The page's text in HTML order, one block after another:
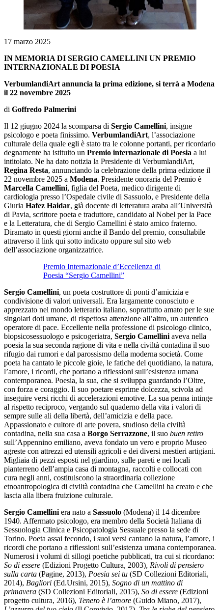
17 marzo 2025
IN MEMORIA DI SERGIO CAMELLINI UN PREMIO
INTERNAZIONALE DI POESIA
VerbumlandiArt annuncia la prima edizione, si terrà a Modena
il 22 novembre 2025
di Goffredo Palmerini
Il 12 giugno 2024 la scomparsa di Sergio Camellini, insigne
psicologo e poeta finissimo. VerbumlandiArt, l’associazione
culturale della quale egli è stato tra le colonne portanti, per ricordarlo
degnamente ha istituito un Premio internazionale di Poesia a lui
intitolato. Ne ha dato notizia la Presidente di VerbumlandiArt,
Regina Resta, annunciando la celebrazione della prima edizione il
22 novembre 2025 a Modena. Presidente onoraria del Premio è
Marcella Camellini, figlia del Poeta, medico dirigente di
cardiologia presso l’Ospedale civile di Sassuolo, e Presidente della
Giuria Hafez Haidar, già docente di letteratura araba all’Università
di Pavia, scrittore poeta e traduttore, candidato al Nobel per la Pace
e la Letteratura, che di Sergio Camellini è stato amico fraterno.
Diramato in questi giorni anche il Bando del premio, consultabile
attraverso il link qui sotto indicato oppure sul sito web
dell’associazione organizzatrice.
Premio Internazionale d’Eccellenza di
Poesia “Sergio Camellini”
Sergio Camellini, un poeta costruttore di ponti d’amicizia e
condivisione di valori universali. Era largamente conosciuto e
apprezzato nel mondo letterario italiano, soprattutto amato per le sue
singolari doti umane, di rispettosa attenzione all’altro, un autentico
operatore di pace. Eccellente nella professione di psicologo clinico,
biopsicosessuologo e psicogeriatra, Sergio Camellini aveva nella
poesia la sua seconda ragione di vita e nella civiltà contadina il suo
rifugio dai rumori e dal parossismo della moderna società. Come
poeta ha cantato le piccole gioie, le fatiche del quotidiano, la natura,
l’amore, i ricordi, che portano a riflessioni sull’esistenza umana
contemporanea. Poesia, la sua, che si sviluppa guardando l’Oltre,
con forza e coraggio. Il suo poetare esprime dolcezza, scivola ad
inseguire versi ricchi di accelerazioni emotive. La sua penna intinge
al rispetto reciproco, vergando sul quaderno della vita i valori di
sempre sulle ali della libertà, dell’amicizia e della pace.
Appassionato e cultore di arte povera, studioso della civiltà
contadina, nella sua casa a Borgo Serrazzone, il suo buen retiro
sull’Appennino emiliano, aveva fondato un vero e proprio Museo
agreste con attrezzi ed utensili agricoli e dei diversi mestieri artigiani.
Migliaia di pezzi esposti nel giardino, sulle pareti e nei locali
pianterreno dell’ampia casa di montagna, raccolti e collocati con
cura negli anni, costituiscono la straordinaria collezione
etnoantropologica di civiltà contadina che Camellini ha creato e che
lascia alla libera fruizione culturale.
Sergio Camellini era nato a Sassuolo (Modena) il 14 dicembre
1940. Affermato psicologo, era membro della Società Italiana di
Sessuologia Clinica e Psicopatologia Sessuale presso la sede di
Torino. Poeta assai fecondo, i suoi versi cantano la natura, l’amore, i
ricordi che portano a riflessioni sull’esistenza umana contemporanea.
Numerosi i volumi di sillogi poetiche pubblicati, tra cui si ricordano:
So di essere (Edizioni Progetto Cultura, 2003), Rivoli di pensiero
sulla carta (Pagine, 2013), Poesia sei tu (SD Collezioni Editoriali,
2014), Bagliori (Ed.Ursini, 2015), Sogno di un mattino di
primavera (SD Collezioni Editoriali, 2015), So di essere (Edizioni
progetto cultura, 2016), Tenero è l’amore (Guido Miano, 2017),